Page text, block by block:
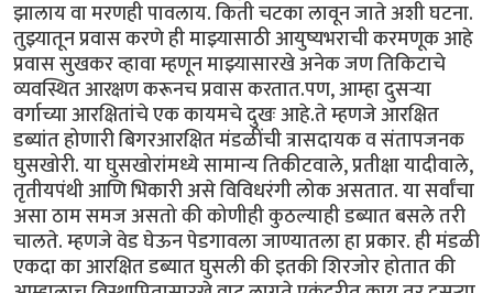
झालाय वा मरणही पावलाय. किती चटका लावून जाते अशी घटना.
तुझ्यातून प्रवास करणे ही माझ्यासाठी आयुष्यभराची करमणूक आहे
प्रवास सुखकर व्हावा म्हणून माझ्यासारखे अनेक जण तिकिटाचे
व्यवस्थित आरक्षण करूनच प्रवास करतात.पण, आम्हा दुसऱ्या
वर्गाच्या आरक्षितांचे एक कायमचे दुखः आहे.ते म्हणजे आरक्षित
डब्यांत होणारी बिगरआरक्षित मंडळींची त्रासदायक व संतापजनक
घुसखोरी. या घुसखोरांमध्ये सामान्य तिकीटवाले, प्रतीक्षा यादीवाले,
तृतीयपंथी आणि भिकारी असे विविधरंगी लोक असतात. या सर्वांचा
असा ठाम समज असतो की कोणीही कुठल्याही डब्यात बसले तरी
चालते. म्हणजे वेड घेऊन पेडगावला जाण्यातला हा प्रकार. ही मंडळी
एकदा का आरक्षित डब्यात घुसली की इतकी शिरजोर होतात की